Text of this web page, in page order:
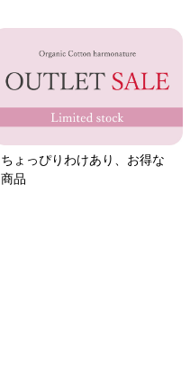
ちょっぴりわけあり、お得な
商品